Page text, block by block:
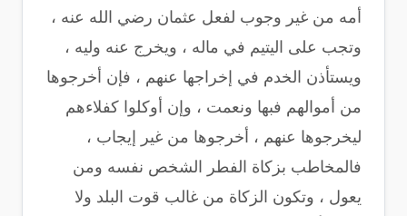
أمه من غير وجوب لفعل عثمان رضي الله عنه ،
وتجب على اليتيم في ماله ، ويخرج عنه وليه ،
ويستأذن الخدم في إخراجها عنهم ، فإن أخرجوها
من أموالهم فبها ونعمت ، وإن أوكلوا كفلاءهم
ليخرجوها عنهم ، أخرجوها من غير إيجاب ،
فالمخاطب بزكاة الفطر الشخص نفسه ومن
يعول ، وتكون الزكاة من غالب قوت البلد ولا